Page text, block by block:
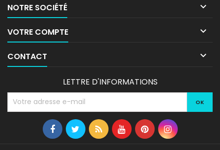
NOTRE SOCIÉTÉ 
VOTRE COMPTE 
CONTACT 
LETTRE D'INFORMATIONS